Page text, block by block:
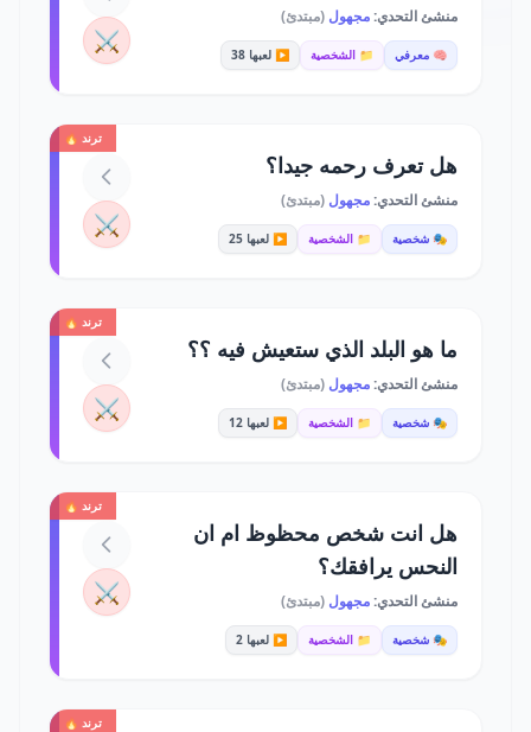
منشئ التحدي:مجهول (مبتدئ)
🧠 معرفي 📁 الشخصية ▶️ لعبها 38 ⚔️
ترند 🔥
هل تعرف رحمه جيدا؟
منشئ التحدي:مجهول (مبتدئ)
🎭 شخصية 📁 الشخصية ▶️ لعبها 25 ⚔️
ترند 🔥
ما هو البلد الذي ستعيش فيه ؟؟
منشئ التحدي:مجهول (مبتدئ)
🎭 شخصية 📁 الشخصية ▶️ لعبها 12 ⚔️
ترند 🔥
هل انت شخص محظوظ ام ان
النحس يرافقك؟
منشئ التحدي:مجهول (مبتدئ)
🎭 شخصية 📁 الشخصية ▶️ لعبها 2
⚔️
ترند 🔥